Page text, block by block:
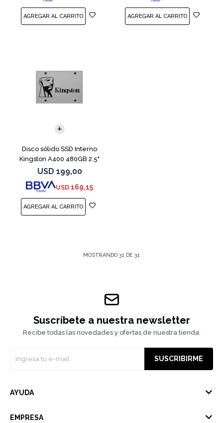
Disco sólido SSD Interno
Kingston A400 480GB 2.5"
SATA 3
USD 199,00
USD 169,15
MOSTRANDO 31 DE 31
Suscríbete a nuestra newsletter
Recibe todas las novedades y ofertas de nuestra tienda.
SUSCRIBIRME
AYUDA
EMPRESA